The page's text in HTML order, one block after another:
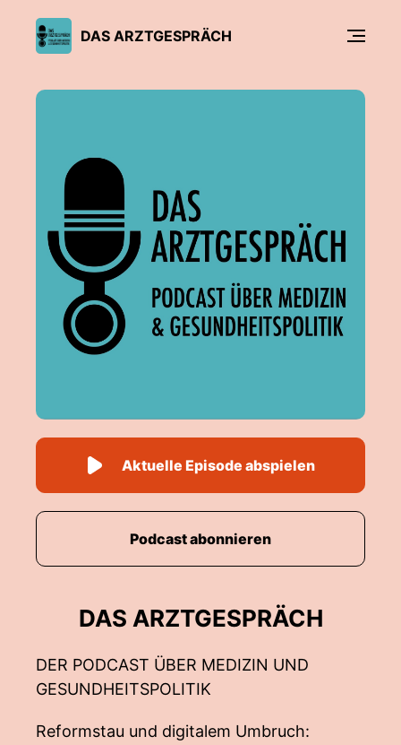
DAS ARZTGESPRÄCH
DAS ARZTGESPRÄCH
DER PODCAST ÜBER MEDIZIN UND
GESUNDHEITSPOLITIK
Reformstau und digitalem Umbruch:
Aktuelle Episode abspielen
Podcast abonnieren